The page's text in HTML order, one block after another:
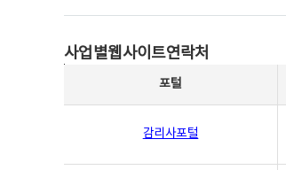
사업별웹사이트연락처
포털
감리사포털